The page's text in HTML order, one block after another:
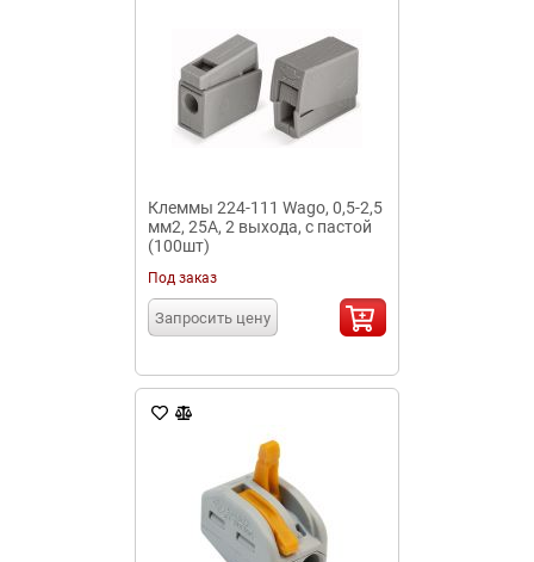
Клеммы 224-111 Wago, 0,5-2,5
мм2, 25А, 2 выхода, с пастой
(100шт)
Под заказ
Запросить цену